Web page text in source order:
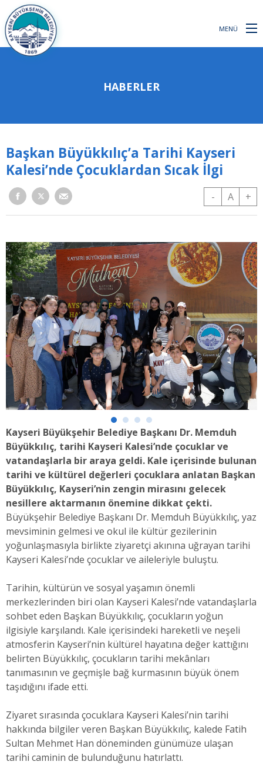
MENÜ
HABERLER
Başkan Büyükkılıç’a Tarihi Kayseri
Kalesi’nde Çocuklardan Sıcak İlgi
- A +
Kayseri Büyükşehir Belediye Başkanı Dr. Memduh
Büyükkılıç, tarihi Kayseri Kalesi’nde çocuklar ve
vatandaşlarla bir araya geldi. Kale içerisinde bulunan
tarihi ve kültürel değerleri çocuklara anlatan Başkan
Büyükkılıç, Kayseri’nin zengin mirasını gelecek
nesillere aktarmanın önemine dikkat çekti.
Büyükşehir Belediye Başkanı Dr. Memduh Büyükkılıç, yaz
mevsiminin gelmesi ve okul ile kültür gezilerinin
yoğunlaşmasıyla birlikte ziyaretçi akınına uğrayan tarihi
Kayseri Kalesi’nde çocuklar ve aileleriyle buluştu.
Tarihin, kültürün ve sosyal yaşamın önemli
merkezlerinden biri olan Kayseri Kalesi’nde vatandaşlarla
sohbet eden Başkan Büyükkılıç, çocukların yoğun
ilgisiyle karşılandı. Kale içerisindeki hareketli ve neşeli
atmosferin Kayseri’nin kültürel hayatına değer kattığını
belirten Büyükkılıç, çocukların tarihi mekânları
tanımasının ve geçmişle bağ kurmasının büyük önem
taşıdığını ifade etti.
Ziyaret sırasında çocuklara Kayseri Kalesi’nin tarihi
hakkında bilgiler veren Başkan Büyükkılıç, kalede Fatih
Sultan Mehmet Han döneminden günümüze ulaşan
tarihi caminin de bulunduğunu hatırlattı.